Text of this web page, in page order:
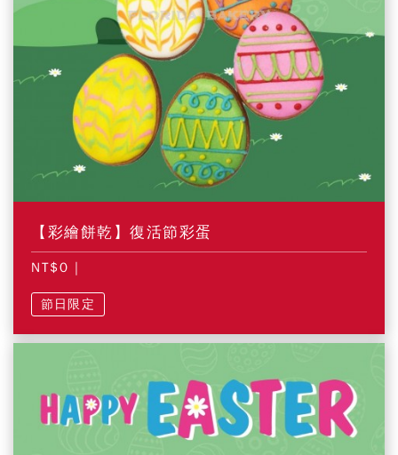
【彩繪餅乾】復活節彩蛋
NT$0 |
節日限定